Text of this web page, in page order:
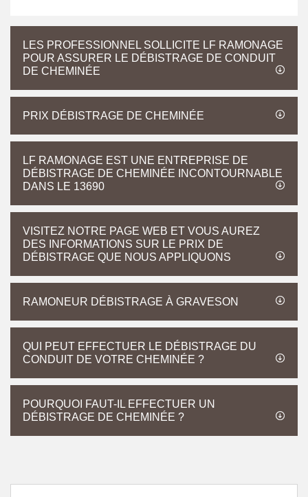
LES PROFESSIONNEL SOLLICITE LF RAMONAGE
POUR ASSURER LE DÉBISTRAGE DE CONDUIT
DE CHEMINÉE
PRIX DÉBISTRAGE DE CHEMINÉE
LF RAMONAGE EST UNE ENTREPRISE DE
DÉBISTRAGE DE CHEMINÉE INCONTOURNABLE
DANS LE 13690
VISITEZ NOTRE PAGE WEB ET VOUS AUREZ
DES INFORMATIONS SUR LE PRIX DE
DÉBISTRAGE QUE NOUS APPLIQUONS
RAMONEUR DÉBISTRAGE À GRAVESON
QUI PEUT EFFECTUER LE DÉBISTRAGE DU
CONDUIT DE VOTRE CHEMINÉE ?
POURQUOI FAUT-IL EFFECTUER UN
DÉBISTRAGE DE CHEMINÉE ?